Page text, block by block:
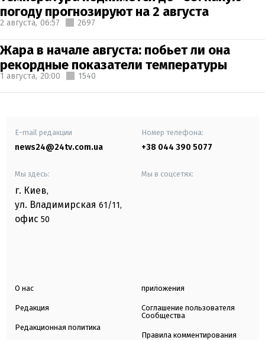
погоду прогнозируют на 2 августа
2 августа, 06:57 2697
Жара в начале августа: побьет ли она
рекордные показатели температуры
1 августа, 20:00 1540
E-mail редакции
news24@24tv.com.ua
Номер телефона:
+38 044 390 5077
Мы здесь:
г. Киев,
ул. Владимирская 61/11,
офис 50
Мы в соцсетях:
О нас
Редакция
Редакционная политика
приложения
Соглашение пользователя
Сообщества
Правила комментирования